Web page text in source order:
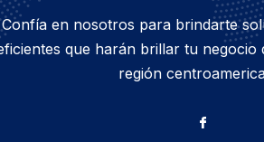
Confía en nosotros para brindarte
que harán brillar tu negocio
región